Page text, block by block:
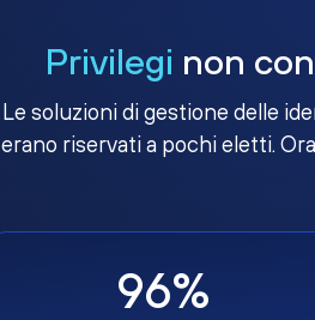
Privilegi non
Le soluzioni di gestione delle
erano riservati a pochi eletti.
96%